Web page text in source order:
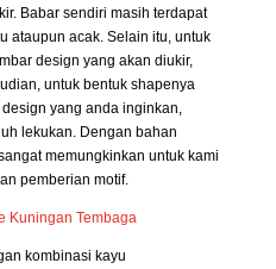
Babar sendiri masih terdapat
ataupun acak. Selain itu, untuk
design yang akan diukir,
untuk bentuk shapenya
yang anda inginkan,
lekukan. Dengan bahan
memungkinkan untuk kami
pemberian motif.
Kuningan Tembaga